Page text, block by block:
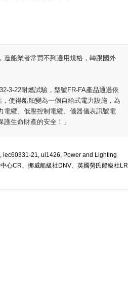
造船業者常買不到適用規格，轉跟國外
3-22耐燃試驗，型號FR-FA產品通過依
使得船舶變為一個自給式電力設施，為
電纜、低壓控制電纜、儀器儀表訊號電
生命財產的安全！」
iec60331-21, ul1426, Power and Lighting
心CR、挪威船級社DNV、英國勞氏船級社LR